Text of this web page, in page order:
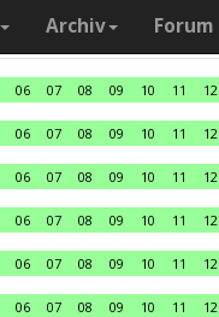
Archiv Forum
06 07 08 09 10 11 12
06 07 08 09 10 11 12
06 07 08 09 10 11 12
06 07 08 09 10 11 12
06 07 08 09 10 11 12
06 07 08 09 10 11 12